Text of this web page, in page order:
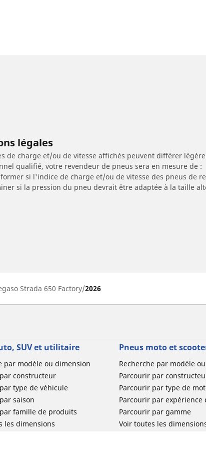
légales
de charge et/ou de vitesse affichés peuvent différer
qualifié, votre revendeur de pneus sera en mesure de :
si l'indice de charge et/ou de vitesse des pneus de
si la pression du pneu devrait être adaptée à la taille
Strada 650 Factory 2026
SUV et utilitaire
par modèle ou dimension
constructeur
type de véhicule
saison
famille de produits
les dimensions
Pneus moto et
Recherche par modèle
Parcourir par
Parcourir par type de
Parcourir par expérience
Parcourir par gamme
Voir toutes les